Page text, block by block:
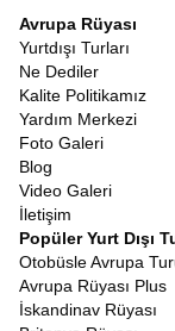
Avrupa Rüyası
Yurtdışı Turları
Ne Dediler
Kalite Politikamız
Yardım Merkezi
Foto Galeri
Blog
Video Galeri
İletişim
Popüler Yurt Dışı
Otobüsle Avrupa
Avrupa Rüyası Plus
İskandinav Rüyası